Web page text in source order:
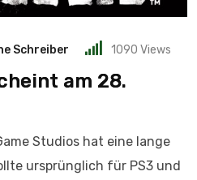
Schreiber 1090 Views
am 28.
Studios hat eine lange
ursprünglich für PS3 und